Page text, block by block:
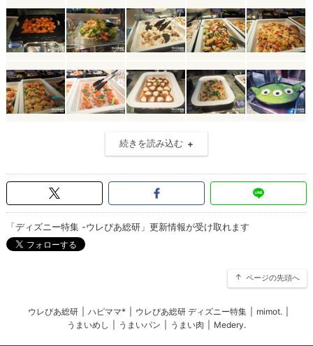
続きを読み込む
「ディズニー特集 -ウレぴあ総研」更新情報が受け取れます
ページの先頭へ
ウレぴあ総研 ハピママ* ウレぴあ総研 ディズニー特集 mimot.
うまいめし
うまいパン うまい肉 Medery.